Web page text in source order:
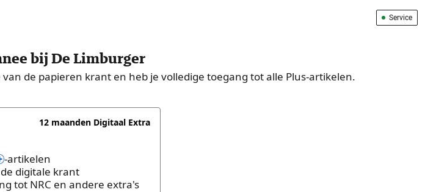
Service
bij De Limburger
de papieren krant en heb je volledige toegang tot alle Plus-artikelen.
12 maanden Digitaal Extra
-artikelen
digitale krant
tot NRC en andere extra's